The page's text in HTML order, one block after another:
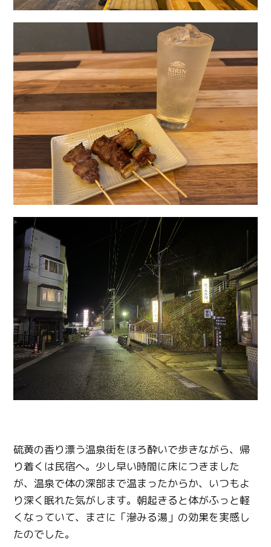
硫黄の香り漂う温泉街をほろ酔いで歩きながら、帰
り着くは民宿へ。少し早い時間に床につきました
が、温泉で体の深部まで温まったからか、いつもよ
り深く眠れた気がします。朝起きると体がふっと軽
くなっていて、まさに「滲みる湯」の効果を実感し
たのでした。